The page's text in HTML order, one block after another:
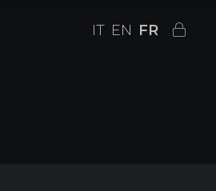
IT EN FR